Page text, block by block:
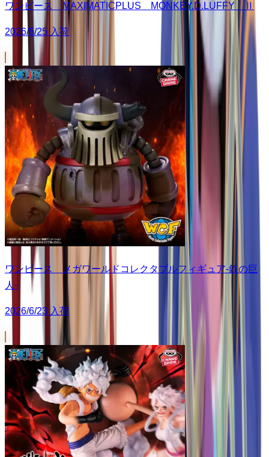
ワンピース MAXIMATICPLUS MONKEY.D.LUFFY Ⅱ
2026/6/25 入荷
ワンピース メガワールドコレクタブルフィギュア-鉄の巨
人-
2026/6/23 入荷